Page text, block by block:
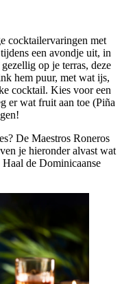
cocktailervaringen met
een avondje uit, in
op je terras, deze
hem puur, met wat ijs,
cocktail. Kies voor een
er wat fruit aan toe (Piña
De Maestros Roneros
je hieronder alvast wat
de Dominicaanse